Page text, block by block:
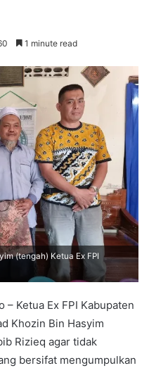
1 minute read
(tengah) Ketua Ex FPI
– Ketua Ex FPI Kabupaten
Khozin Bin Hasyim
Rizieq agar tidak
bersifat mengumpulkan